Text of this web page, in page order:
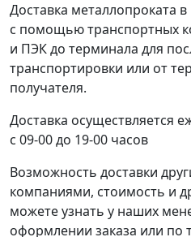
Доставка металлопроката
с помощью транспортных
и ПЭК до терминала для
транспортировки или от
получателя.
Доставка осуществляется
с 09-00 до 19-00 часов
Возможность доставки
компаниями, стоимость и
можете узнать у наших
оформлении заказа или по